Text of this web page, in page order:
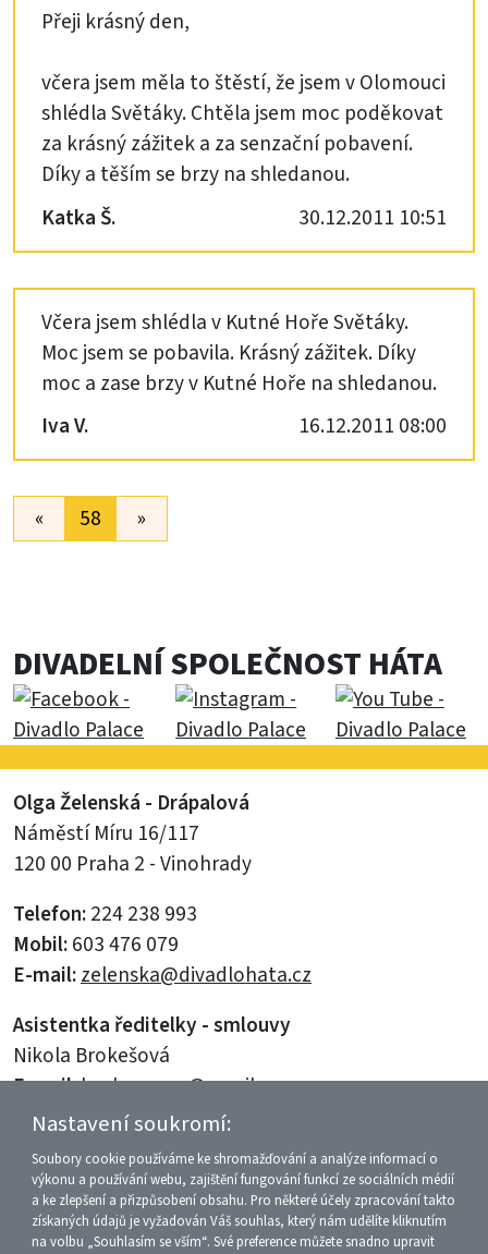
Přeji krásný den,
včera jsem měla to štěstí, že jsem v Olomouci
shlédla Světáky. Chtěla jsem moc poděkovat
za krásný zážitek a za senzační pobavení.
Díky a těším se brzy na shledanou.
Katka Š.
30.12.2011 10:51
Včera jsem shlédla v Kutné Hoře Světáky.
Moc jsem se pobavila. Krásný zážitek. Díky
moc a zase brzy v Kutné Hoře na shledanou.
Iva V.
16.12.2011 08:00
« 58 »
DIVADELNÍ SPOLEČNOST HÁTA
Olga Želenská - Drápalová
Náměstí Míru 16/117
120 00 Praha 2 - Vinohrady
Telefon:224 238 993
Mobil:603 476 079
E-mail:zelenska@divadlohata.cz
Asistentka ředitelky - smlouvy
Nikola Brokešová
E-mail:brokesovan@gmail.com
IČO:66052858
DIČ:CZ6062201112
2026 © Divadelní společnost Háta
Nastavení soukromí:
Soubory cookie používáme ke shromažďování a analýze informací o
výkonu a používání webu, zajištění fungování funkcí ze sociálních médií
a ke zlepšení a přizpůsobení obsahu. Pro některé účely zpracování takto
získaných údajů je vyžadován Váš souhlas, který nám udělíte kliknutím
na volbu „Souhlasím se vším“. Své preference můžete snadno upravit